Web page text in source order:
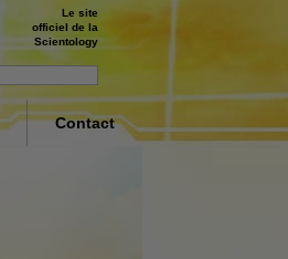
Le site
officiel de la
Scientology
Contact